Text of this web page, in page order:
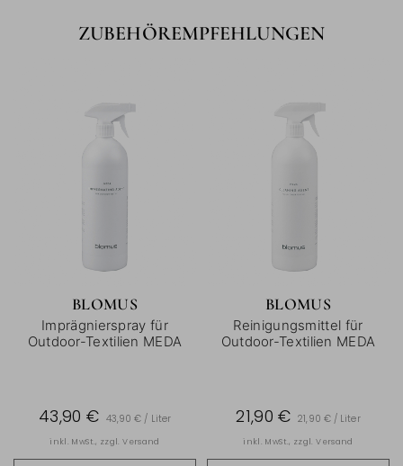
ZUBEHÖREMPFEHLUNGEN
BLOMUS
Imprägnierspray für
Outdoor-Textilien MEDA
43,90 € 43,90 € / Liter
inkl. MwSt., zzgl.Versand
BLOMUS
Reinigungsmittel für
Outdoor-Textilien MEDA
21,90 € 21,90 € / Liter
inkl. MwSt., zzgl.Versand